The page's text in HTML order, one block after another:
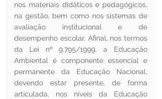
nos materiais didáticos e pedagógicos,
na gestão, bem como nos sistemas de
avaliação institucional e de
desempenho escolar. Afinal, nos termos
da Lei nº 9.795/1999, a Educação
Ambiental é componente essencial e
permanente da Educação Nacional,
devendo estar presente, de forma
articulada, nos níveis da Educação